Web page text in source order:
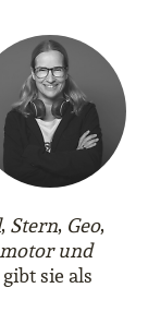
, Stern, Geo,
und
sie als